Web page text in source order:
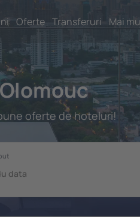
Oferte Transferuri Mai
oferte de hoteluri!